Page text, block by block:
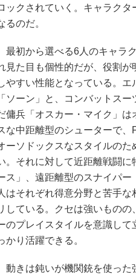
ックされていく。キャラク
るのだ。
最初から選べる6人のキャラ
見た目も個性的だが、役割が
やすい性能となっている。エ
「ソーン」と、コンバットス
傭兵「オスカー・マイク」は
な中距離型のシューターで、
ーソドックスなスタイルのた
。それに対して近距離戦闘に
ス」、遠距離型のスナイパー
はそれぞれ得意分野と苦手な
している。クセは強いものの
のプレイスタイルを意識して
かり活躍できる。
動きは鈍いが機関銃を使った